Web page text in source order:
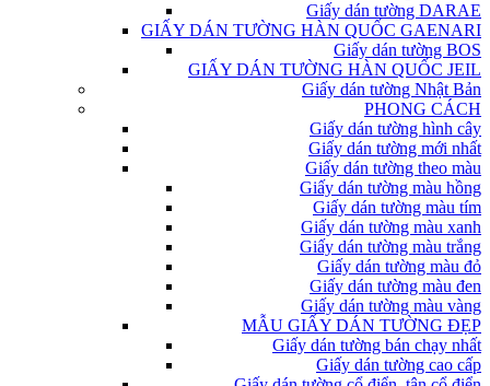
Giấy dán tường DARAE
GIẤY DÁN TƯỜNG HÀN QUỐC GAENARI
Giấy dán tường BOS
GIẤY DÁN TƯỜNG HÀN QUỐC JEIL
Giấy dán tường Nhật Bản
PHONG CÁCH
Giấy dán tường hình cây
Giấy dán tường mới nhất
Giấy dán tường theo màu
Giấy dán tường màu hồng
Giấy dán tường màu tím
Giấy dán tường màu xanh
Giấy dán tường màu trắng
Giấy dán tường màu đỏ
Giấy dán tường màu đen
Giấy dán tường màu vàng
MẪU GIẤY DÁN TƯỜNG ĐẸP
Giấy dán tường bán chạy nhất
Giấy dán tường cao cấp